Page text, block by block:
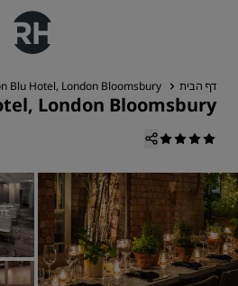
דף הבית Blu Hotel, London Bloomsbury
London Bloomsbury